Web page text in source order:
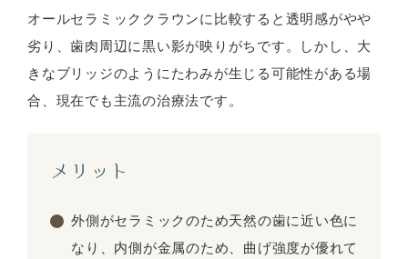
オールセラミッククラウンに比較すると透明感がやや
劣り、歯肉周辺に黒い影が映りがちです。しかし、大
きなブリッジのようにたわみが生じる可能性がある場
合、現在でも主流の治療法です。
メリット
外側がセラミックのため天然の歯に近い色に
なり、内側が金属のため、曲げ強度が優れて